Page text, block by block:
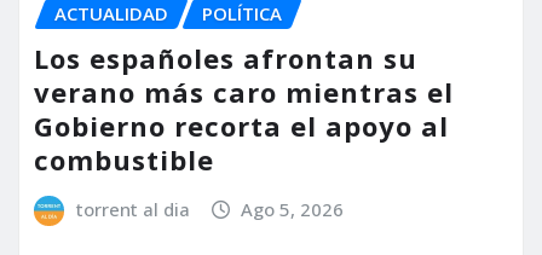
ACTUALIDAD POLÍTICA
Los españoles afrontan su
verano más caro mientras el
Gobierno recorta el apoyo al
combustible
torrent al dia Ago 5, 2026